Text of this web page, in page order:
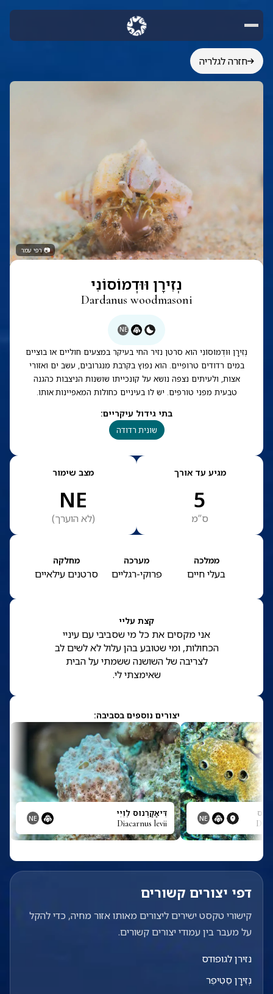
חזרה לגלריה
📷רפי עמר
נְזִירָן וּוּדְמוֹסוֹנִי
Dardanus woodmasoni
NE
נְזִירָן וּוּדְמוֹסוֹנִי הוא סרטן נזיר החי בעיקר במצעים חוליים או בוציים
במים רדודים טרופיים. הוא נפוץ בקרבת מנגרובים, עשב ים ואזורי
אצות, ולעיתים נצפה נושא על קונכייתו שושנות הניצבות כהגנה
טבעית מפני טורפים. יש לו בעיניים כחולות המאפיינות אותו.
בתי גידול עיקריים:
שונית רדודה
מגיע עד אורך
5
ס”מ
מצב שימור
NE
(לא הוערך)
ממלכה
בעלי חיים
מערכה
פרוקי-רגליים
מחלקה
סרטנים עילאיים
קצת עליי
אני מקסים את כל מי שסביבי עם עיניי
הכחולות, ומי שטובע בהן עלול לא לשים לב
לצריבה של השושנה ששמתי על הבית
שאימצתי לי.
יצורים נוספים בסביבה:
NE דִּיאַקַרְנוּס לֵוִיִי
Diacarnus levii
NE
דפי יצורים קשורים
קישורי טקסט ישירים ליצורים מאותו אזור מחיה, כדי להקל
על מעבר בין עמודי יצורים קשורים.
נזירן לגופודס
נְזִירָן סֵטִיפֵר